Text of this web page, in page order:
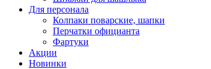
Для персонала
Колпаки поварские, шапки
Перчатки официанта
Фартуки
Акции
Новинки